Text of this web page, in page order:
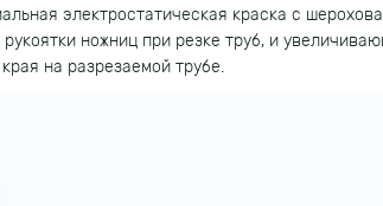
электростатическая краска с
ножниц при резке труб, и
на разрезаемой трубе.